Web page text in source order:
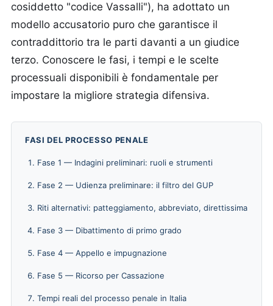
cosiddetto "codice Vassalli"), ha adottato un
modello accusatorio puro che garantisce il
contraddittorio tra le parti davanti a un giudice
terzo. Conoscere le fasi, i tempi e le scelte
processuali disponibili è fondamentale per
impostare la migliore strategia difensiva.
FASI DEL PROCESSO PENALE
Fase 1 — Indagini preliminari: ruoli e strumenti
Fase 2 — Udienza preliminare: il filtro del GUP
Riti alternativi: patteggiamento, abbreviato, direttissima
Fase 3 — Dibattimento di primo grado
Fase 4 — Appello e impugnazione
Fase 5 — Ricorso per Cassazione
Tempi reali del processo penale in Italia